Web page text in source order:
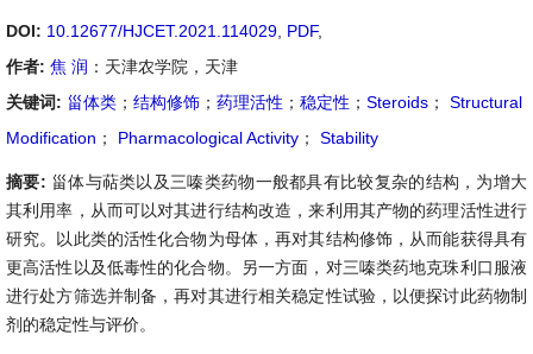
DOI: 10.12677/HJCET.2021.114029 PDF,
作者: 焦 润 ：天津农学院，天津
关键词: 甾体类 ； 结构修饰 ； 药理活性 ； 稳定性 ； Steroids ；
Structural
Modification ； Pharmacological Activity ； Stability
摘要: 甾体与萜类以及三嗪类药物一般都具有比较复杂的结构，为增大
其利用率，从而可以对其进行结构改造，来利用其产物的药理活性进行
研究。以此类的活性化合物为母体，再对其结构修饰，从而能获得具有
更高活性以及低毒性的化合物。另一方面，对三嗪类药地克珠利口服液
进行处方筛选并制备，再对其进行相关稳定性试验，以便探讨此药物制
剂的稳定性与评价。